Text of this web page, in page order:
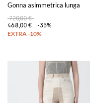
Gonna asimmetrica lunga
720,00 €
468,00 €
-35%